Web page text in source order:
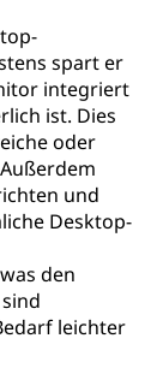
spart er
integriert
ist. Dies
oder
und
Desktop-
den
leichter